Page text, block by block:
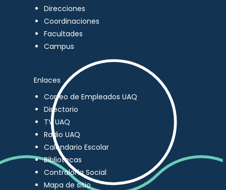
Direcciones
Coordinaciones
Facultades
Campus
Enlaces
Correo de Empleados UAQ
Directorio
TV UAQ
Radio UAQ
Calendario Escolar
Bibliotecas
Contraloría Social
Mapa de sitio